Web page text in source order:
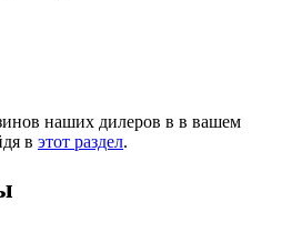
наших дилеров в в вашем
в этот раздел.